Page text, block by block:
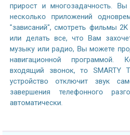
прирост и многозадачность. Вы
несколько приложений
"зависаний", смотреть фильмы
или делать все, что Вам
музыку или радио, Вы можете
навигационной программой.
входящий звонок, то SMARTY
устройство отключит звук
завершения телефонного
автоматически.